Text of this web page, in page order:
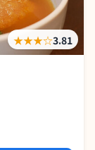
★★★☆3.81